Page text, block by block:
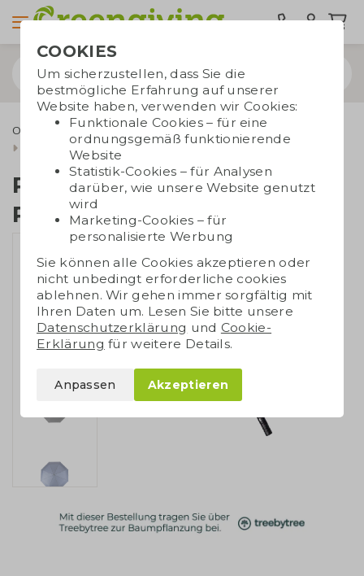
Outdoor & Freizeit
Nachhaltige Regenschirme
RPET faltbarer Regenschirm
RPET faltbarer
Regenschirm
COOKIES
Um sicherzustellen, dass Sie die
bestmögliche Erfahrung auf unserer
Website haben, verwenden wir Cookies:
Funktionale Cookies – für eine
ordnungsgemäß funktionierende
Website
Statistik-Cookies – für Analysen
darüber, wie unsere Website genutzt
wird
Marketing-Cookies – für
personalisierte Werbung
Sie können alle Cookies akzeptieren oder
nicht unbedingt erforderliche cookies
ablehnen. Wir gehen immer sorgfältig mit
Ihren Daten um. Lesen Sie bitte unsere
Datenschutzerklärung und Cookie-
Erklärung für weitere Details.
Anpassen Akzeptieren